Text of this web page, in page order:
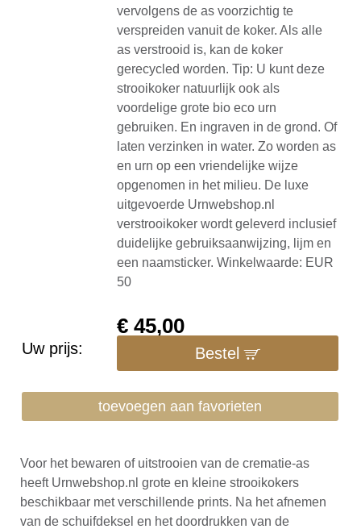
vervolgens de as voorzichtig te
verspreiden vanuit de koker. Als alle
as verstrooid is, kan de koker
gerecycled worden. Tip: U kunt deze
strooikoker natuurlijk ook als
voordelige grote bio eco urn
gebruiken. En ingraven in de grond. Of
laten verzinken in water. Zo worden as
en urn op een vriendelijke wijze
opgenomen in het milieu. De luxe
uitgevoerde Urnwebshop.nl
verstrooikoker wordt geleverd inclusief
duidelijke gebruiksaanwijzing, lijm en
een naamsticker. Winkelwaarde: EUR
50
Uw prijs:
€45,00
Bestel
toevoegen aan favorieten
Voor het bewaren of uitstrooien van de crematie-as
heeft Urnwebshop.nl grote en kleine strooikokers
beschikbaar met verschillende prints. Na het afnemen
van de schuifdeksel en het doordrukken van de